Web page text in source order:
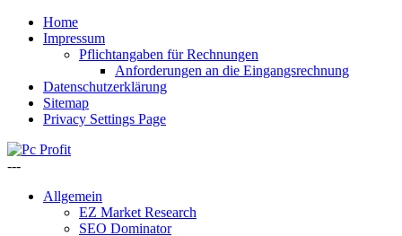
Home
Impressum
Pflichtangaben für Rechnungen
Anforderungen an die Eingangsrechnung
Datenschutzerklärung
Sitemap
Privacy Settings Page
---
Allgemein
EZ Market Research
SEO Dominator